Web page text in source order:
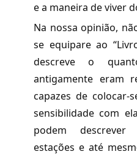
e a maneira de viver
Na nossa opinião,
se equipare ao
descreve o
antigamente eram
capazes de
sensibilidade com
podem
estações e até